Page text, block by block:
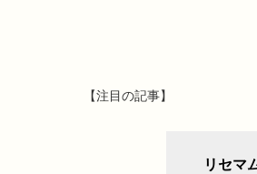
【注目の記事】
リセマ